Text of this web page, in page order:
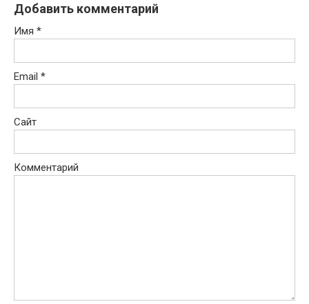
Добавить комментарий
Имя *
Email *
Сайт
Комментарий